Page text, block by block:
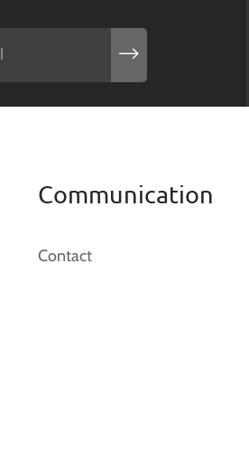
Communication
Contact